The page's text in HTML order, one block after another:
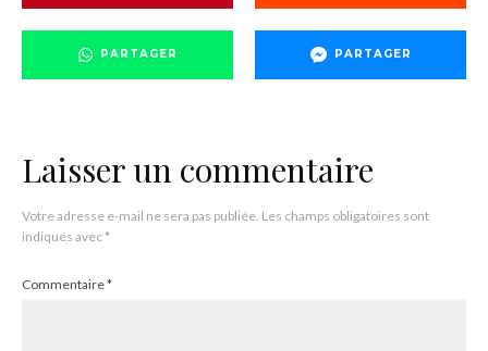
PARTAGER PARTAGER
Laisser un commentaire
Votre adresse e-mail ne sera pas publiée. Les champs obligatoires sont
indiqués avec*
Commentaire*